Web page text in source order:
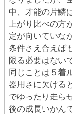
中、才能の片鱗
上がり比べの方
定が向いていな
条件さえ合えば
限る必要はない
同じことは５着
器用さに欠ける
でゆったり走ら
後の成長いかん